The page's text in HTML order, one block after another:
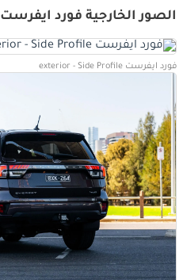
الصور الخارجية فورد ايفرست
فورد ايفرست exterior - Side Profile